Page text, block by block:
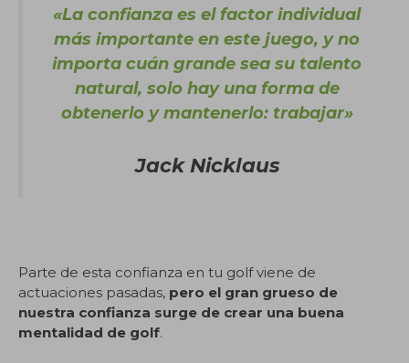
«La confianza es el factor individual
más importante en este juego, y no
importa cuán grande sea su talento
natural, solo hay una forma de
obtenerlo y mantenerlo: trabajar»
Jack Nicklaus
Parte de esta confianza en tu golf viene de
actuaciones pasadas, pero el gran grueso de
nuestra confianza surge de crear una buena
mentalidad de golf.